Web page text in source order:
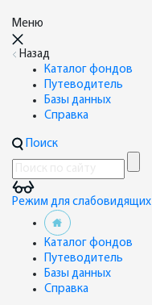
Меню
Назад
Каталог фондов
Путеводитель
Базы данных
Справка
Поиск
Режим для слабовидящих
Каталог фондов
Путеводитель
Базы данных
Справка